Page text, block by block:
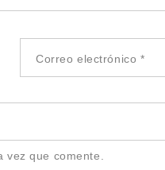
Correo electrónico *
que comente.